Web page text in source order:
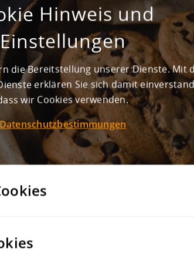
Noch nicht vorhanden
und Produktion geeignet.
Rampe
Hinweis und
Einstellungen
die Bereitstellung unserer Dienste. Mit
erklären Sie sich damit
wir Cookies verwenden.
Datenschutzbestimmungen